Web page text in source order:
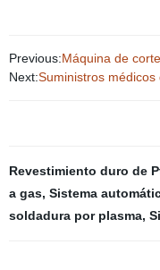
Previous:Máquina de
Next:Suministros
Revestimiento duro de
a gas, Sistema
soldadura por plasma,